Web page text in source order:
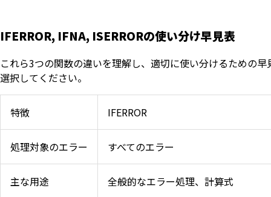
IFERROR, IFNA, ISERRORの使い分け早見表
これら3つの関数の違いを理解し、適切に使い分けるための
選択してください。
特徴 IFERROR
処理対象のエラー すべてのエラー
主な用途 全般的なエラー処理、計算式